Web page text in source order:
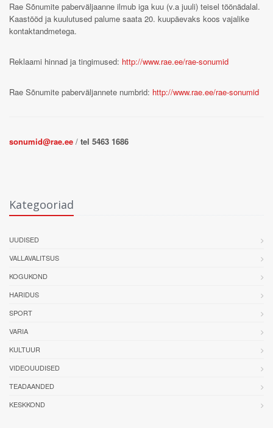
Rae Sõnumite paberväljaanne ilmub iga kuu (v.a juuli) teisel töönädalal.
Kaastööd ja kuulutused palume saata 20. kuupäevaks koos vajalike
kontaktandmetega.
Reklaami hinnad ja tingimused: http://www.rae.ee/rae-sonumid
Rae Sõnumite paberväljannete numbrid: http://www.rae.ee/rae-sonumid
sonumid@rae.ee / tel 5463 1686
Kategooriad
UUDISED
VALLAVALITSUS
KOGUKOND
HARIDUS
SPORT
VARIA
KULTUUR
VIDEOUUDISED
TEADAANDED
KESKKOND